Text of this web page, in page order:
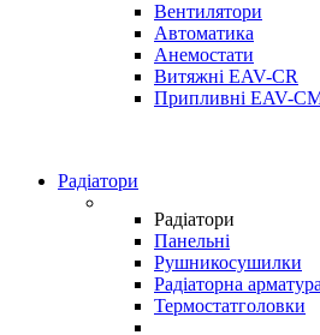
Вентилятори
Автоматика
Анемостати
Витяжні EAV-CR
Припливні EAV-
Радіатори
Радіатори
Панельні
Рушникосушилки
Радіаторна арматура
Термостатголовки